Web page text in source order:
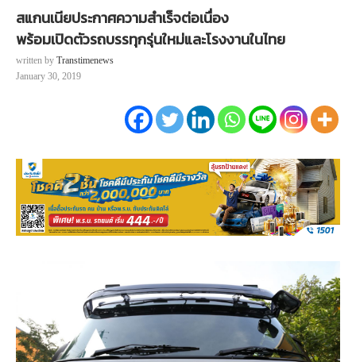
สแกนเนียประกาศความสำเร็จต่อเนื่อง
พร้อมเปิดตัวรถบรรทุกรุ่นใหม่และโรงงานในไทย
written by Transtimenews
January 30, 2019